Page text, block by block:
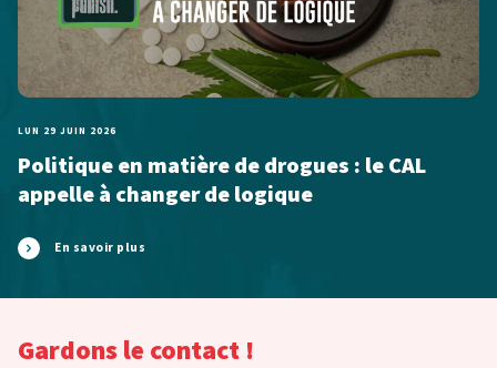
LUN 29 JUIN 2026
Politique en matière de drogues : le CAL
appelle à changer de logique
En savoir plus
Gardons le contact !